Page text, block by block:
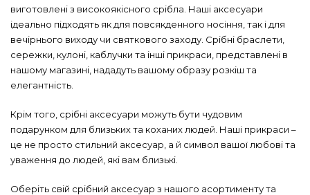
виготовлені з високоякісного срібла. Наші аксесуари
ідеально підходять як для повсякденного носіння, так і для
вечірнього виходу чи святкового заходу. Срібні браслети,
сережки, кулоні, каблучки та інші прикраси, представлені в
нашому магазині, нададуть вашому образу розкіш та
елегантність.
Крім того, срібні аксесуари можуть бути чудовим
подарунком для близьких та коханих людей. Наші прикраси –
це не просто стильний аксесуар, а й символ вашої любові та
уваження до людей, які вам близькі.
Оберіть свій срібний аксесуар з нашого асортименту та